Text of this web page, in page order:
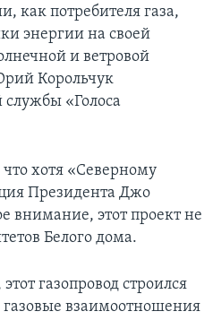
как потребителя газа,
энергии на своей
и ветровой
Корольчук
службы «Голоса
что хотя «Северному
Президента Джо
внимание, этот проект не
Белого дома.
газопровод строился
взаимоотношения